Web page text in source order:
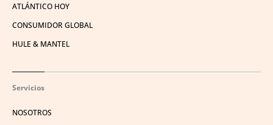
ATLÁNTICO HOY
CONSUMIDOR GLOBAL
HULE & MANTEL
Servicios
NOSOTROS